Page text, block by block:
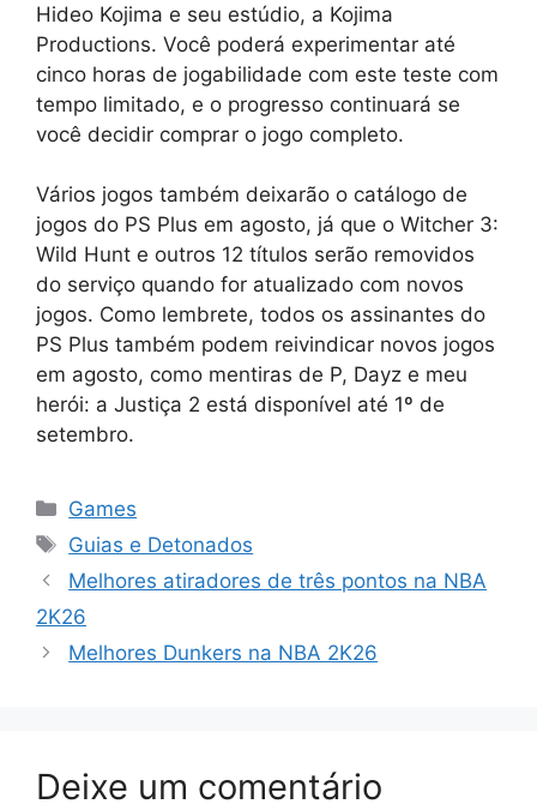
Hideo Kojima e seu estúdio, a Kojima
Productions. Você poderá experimentar até
cinco horas de jogabilidade com este teste com
tempo limitado, e o progresso continuará se
você decidir comprar o jogo completo.
Vários jogos também deixarão o catálogo de
jogos do PS Plus em agosto, já que o Witcher 3:
Wild Hunt e outros 12 títulos serão removidos
do serviço quando for atualizado com novos
jogos. Como lembrete, todos os assinantes do
PS Plus também podem reivindicar novos jogos
em agosto, como mentiras de P, Dayz e meu
herói: a Justiça 2 está disponível até 1º de
setembro.
Categorias
Games
Tags
Guias e Detonados
Melhores atiradores de três pontos na NBA
2K26
Melhores Dunkers na NBA 2K26
Deixe um comentário